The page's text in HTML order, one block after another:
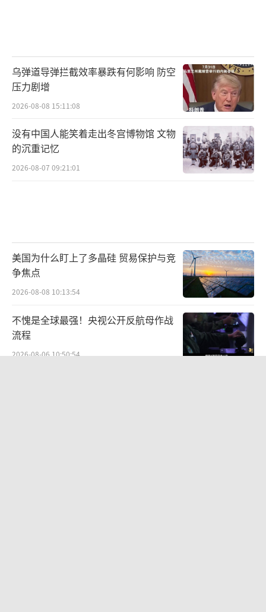
乌弹道导弹拦截效率暴跌有何影响 防空
压力剧增
2026-08-08 15:11:08
没有中国人能笑着走出冬宫博物馆 文物
的沉重记忆
2026-08-07 09:21:01
美国为什么盯上了多晶硅 贸易保护与竞
争焦点
2026-08-08 10:13:54
不愧是全球最强！央视公开反航母作战
流程
2026-08-06 10:50:54